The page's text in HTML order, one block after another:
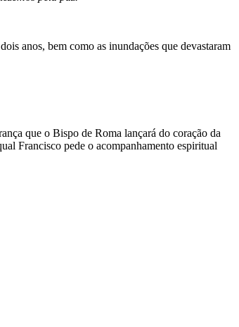
anos, bem como as inundações que devastaram
que o Bispo de Roma lançará do coração da
Francisco pede o acompanhamento espiritual